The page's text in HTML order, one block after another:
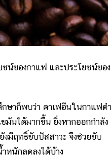
ของกาแฟ และประโยชน์ของ
าก็พบว่า คาเฟอีนในกาแฟดำ
มันได้มากขึ้น ยิ่งหากออกกำลัง
งมีฤทธิ์ขับปัสสาวะ จึงช่วยขับ
หนักลดลงได้บ้าง